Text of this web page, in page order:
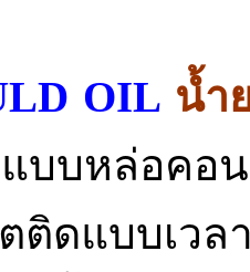
OIL น้ำ
บบหล่อคอ
ติดแบบเว